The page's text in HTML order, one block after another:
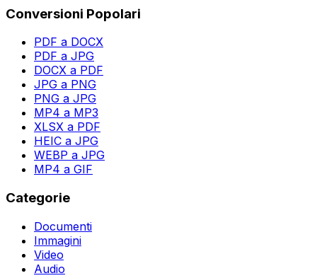
Conversioni Popolari
PDF a DOCX
PDF a JPG
DOCX a PDF
JPG a PNG
PNG a JPG
MP4 a MP3
XLSX a PDF
HEIC a JPG
WEBP a JPG
MP4 a GIF
Categorie
Documenti
Immagini
Video
Audio